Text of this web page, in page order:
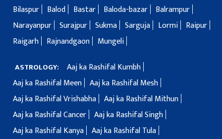
Bilaspur
Balod Bastar Baloda-bazar
Balrampur
Narayanpur Surajpur Sukma Sarguja Lormi
Raipur
Raigarh
Rajnandgaon Mungeli
ASTROLOGY:
Aaj ka Rashifal Kumbh
Aaj ka Rashifal Meen Aaj ka Rashifal Mesh
Aaj ka Rashifal Vrishabha Aaj ka Rashifal Mithun
Aaj ka Rashifal Cancer Aaj ka Rashifal Singh
Aaj ka Rashifal Kanya Aaj ka Rashifal Tula